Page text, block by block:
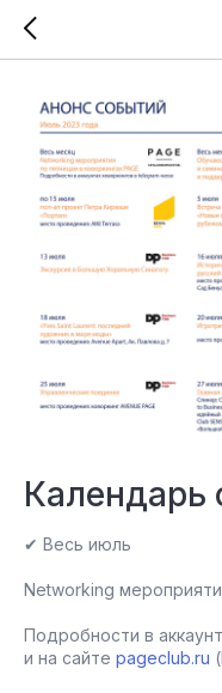
Календарь
✔ Весь июль
Networking
Подробности в
и на сайте pageclub.ru (